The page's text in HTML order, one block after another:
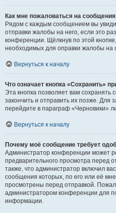
Как мне пожаловаться на
Рядом с каждым сообщением вы
отправки жалобы на него, если это
конференции. Щёлкнув по этой
необходимых для оправки жалобы на
Вернуться к началу
Что означает кнопка «Сохранить»
Эта кнопка позволяет вам сохранять
закончить и отправить их позже. Для
перейдите в параграф «Черновики»
Вернуться к началу
Почему моё сообщение требует
Администратор конференции может
предварительного просмотра перед
также, что администратор включил
сообщения которых, по его или её
просмотрены перед отправкой.
администратором конференции для
информации.